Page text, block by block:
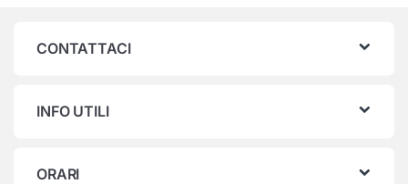
CONTATTACI
INFO UTILI
ORARI